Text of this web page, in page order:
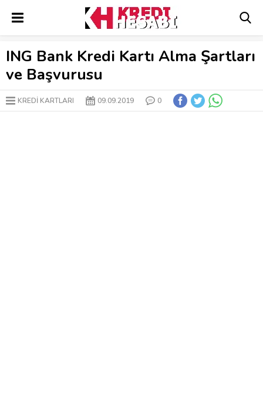
ING Bank Kredi Kartı Alma Şartları
ve Başvurusu
KREDİ KARTLARI 09.09.2019 0